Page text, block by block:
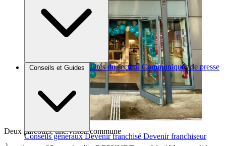
Brèves et actus Actualités du secteur Communiqués de presse
Conseils et Guides
Conseils généraux Devenir franchisé Devenir franchiseur
Deux parcours, une vision commune